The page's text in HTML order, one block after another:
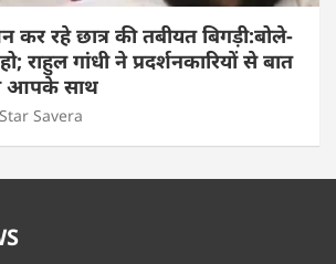
रहे छात्र की तबीयत बिगड़ी:बोले-
हो; राहुल गांधी ने प्रदर्शनकारियों से बात
आपके साथ
Star Savera